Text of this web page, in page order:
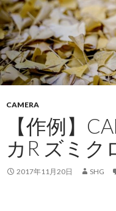
ス
キ
ッ
プ
CAMERA
【作例】
カR ズミク
2017年11月20日 SHG